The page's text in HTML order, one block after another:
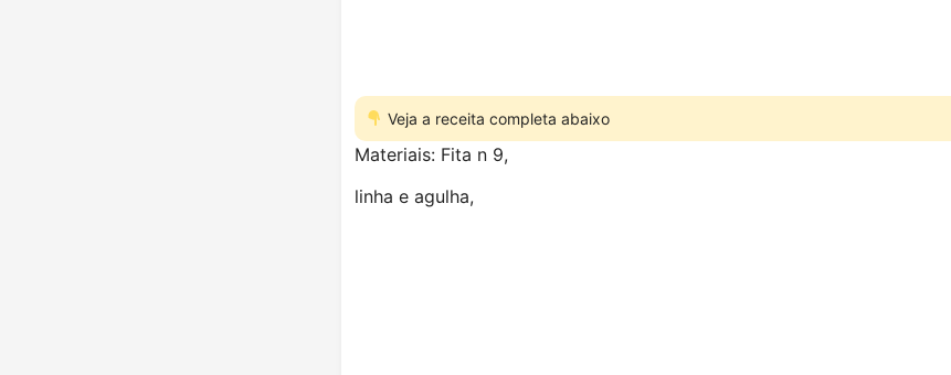
Veja a receita completa abaixo
Materiais: Fita n 9,
linha e agulha,